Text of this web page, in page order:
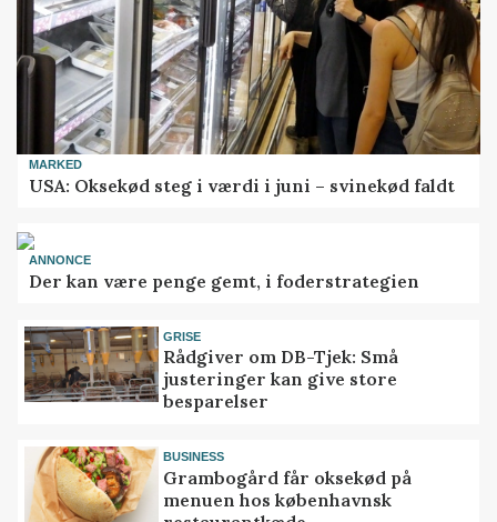
MARKED
USA: Oksekød steg i værdi i juni – svinekød faldt
ANNONCE
Der kan være penge gemt, i foderstrategien
GRISE
Rådgiver om DB-Tjek: Små
justeringer kan give store
besparelser
BUSINESS
Grambogård får oksekød på
menuen hos københavnsk